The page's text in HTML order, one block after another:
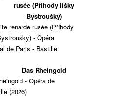
rusée (Příhody lišky
Bystroušky)
renarde rusée (Příhody
- Opéra
de Paris - Bastille
Das Rheingold
- Opéra de
(2026)